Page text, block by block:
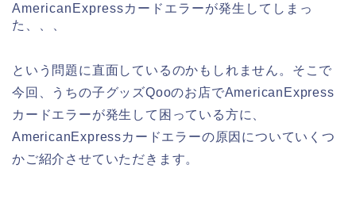
AmericanExpressカードエラーが発生してしまっ
た、、、
という問題に直面しているのかもしれません。そこで
今回、うちの子グッズQooのお店でAmericanExpress
カードエラーが発生して困っている方に、
AmericanExpressカードエラーの原因についていくつ
かご紹介させていただきます。